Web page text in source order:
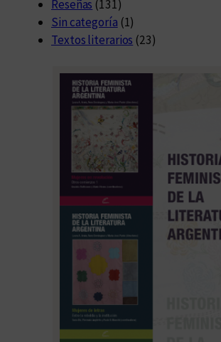
Reseñas (131)
Sin categoría (1)
Textos literarios (23)